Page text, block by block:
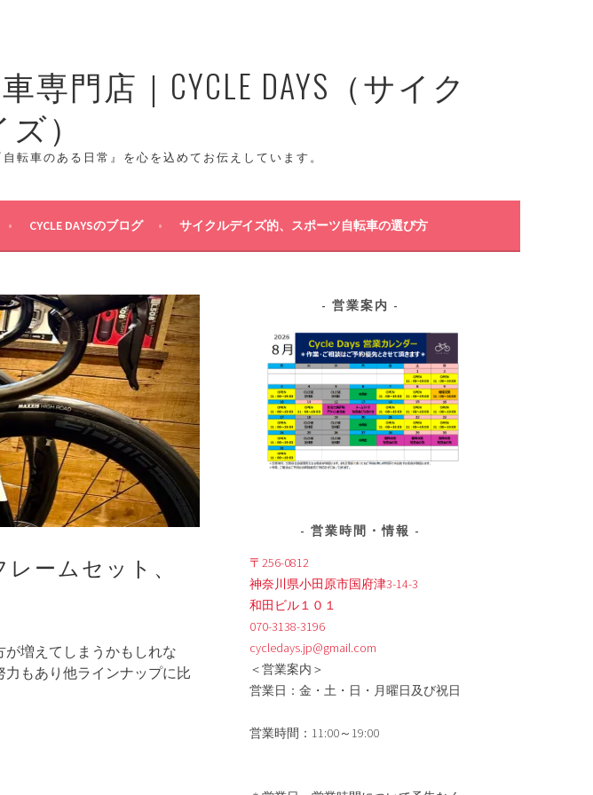
門店｜CYCLE DAYS（サイク
）
転車のある日常』を心を込めてお伝えしています。
CYCLE DAYSのブログ サイクルデイズ的、スポーツ自転車の選び方
レームセット、
増えてしまうかもしれな
もあり他ラインナップに比
営業案内
営業時間・情報
〒256-0812
神奈川県小田原市国府津3-14-3
和田ビル１０１
070-3138-3196
cycledays.jp@gmail.com
＜営業案内＞
営業日：金・土・日・月曜日及び祝日
営業時間：11:00～19:00